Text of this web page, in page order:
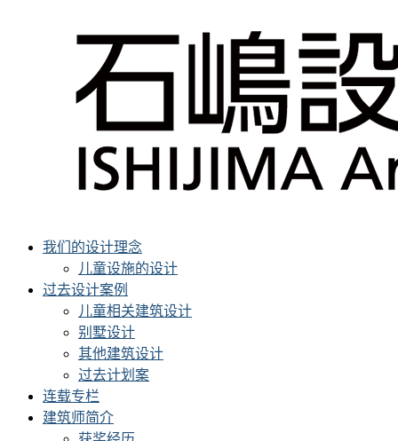
我们的设计理念
儿童设施的设计
过去设计案例
儿童相关建筑设计
别墅设计
其他建筑设计
过去计划案
连载专栏
建筑师简介